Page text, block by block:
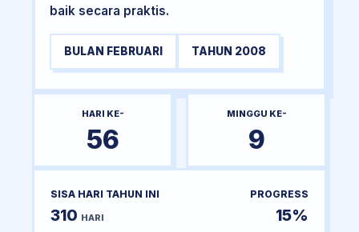
baik secara praktis.
BULAN FEBRUARI TAHUN 2008
HARI KE-
56
MINGGU KE-
9
SISA HARI TAHUN INI
310 HARI
PROGRESS
15%